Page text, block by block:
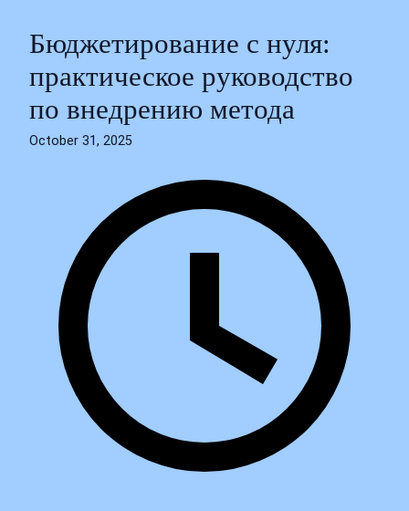
Бюджетирование с нуля:
практическое руководство
по внедрению метода
October 31, 2025